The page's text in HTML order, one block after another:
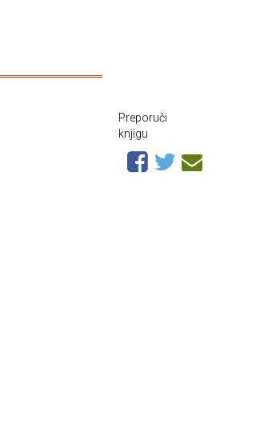
Preporuči
knjigu